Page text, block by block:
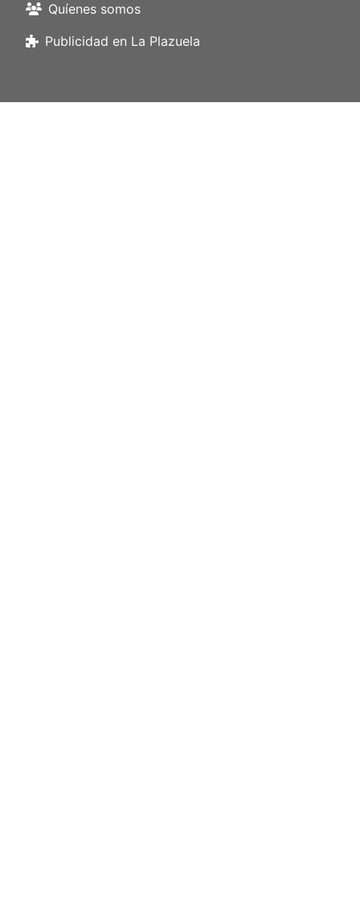
Quíenes somos
Publicidad en La Plazuela